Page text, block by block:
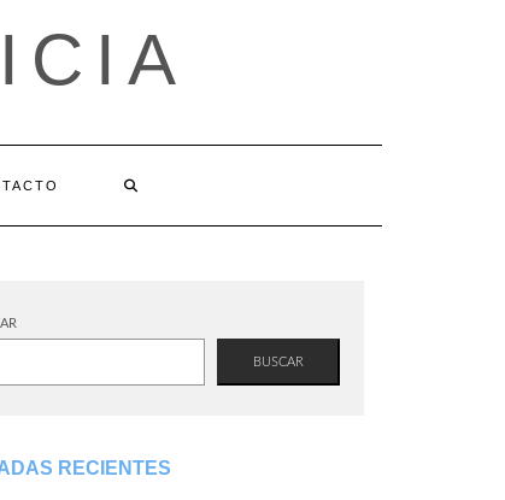
BUSCAR
RECIENTES